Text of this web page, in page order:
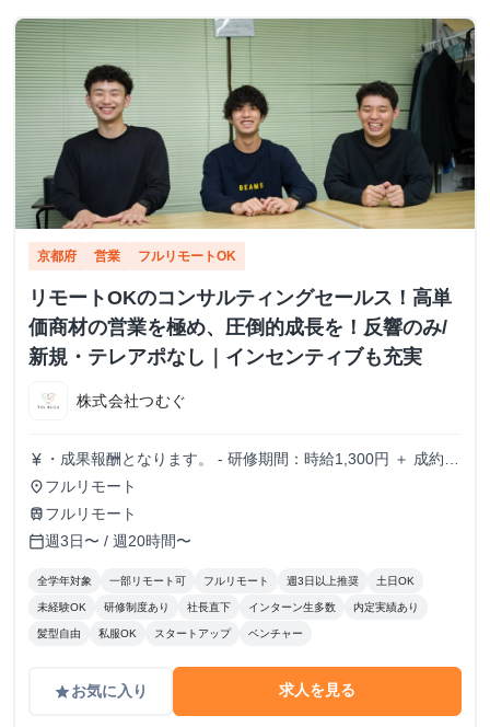
京都府 営業 フルリモートOK
リモートOKのコンサルティングセールス！高単
価商材の営業を極め、圧倒的成長を！反響のみ/
新規・テレアポなし｜インセンティブも充実
株式会社つむぐ
currency_yen ・成果報酬となります。 - 研修期間：時給1,300円 ＋ 成約報
酬 - 研修終了後：完全成果報酬（成約報酬のみ） - 成約報
酬：1契約あたり 20,000円〜50,000円(業績に応じて変動)
place フルリモート
train フルリモート
calendar_today週3日〜 / 週20時間〜
全学年対象 一部リモート可 フルリモート 週3日以上推奨 土日OK
未経験OK 研修制度あり 社長直下 インターン生多数 内定実績あり
髪型自由 私服OK スタートアップ ベンチャー
gradeお気に入り 求人を見る